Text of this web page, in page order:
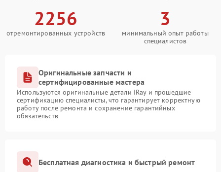
2256
отремонтированных устройств
3
минимальный опыт работы
специалистов
Оригинальные запчасти и
сертифицированные мастера
Используются оригинальные детали iRay и прошедшие
сертификацию специалисты, что гарантирует корректную
работу после ремонта и сохранение гарантийных
обязательств
Бесплатная диагностика и быстрый ремонт